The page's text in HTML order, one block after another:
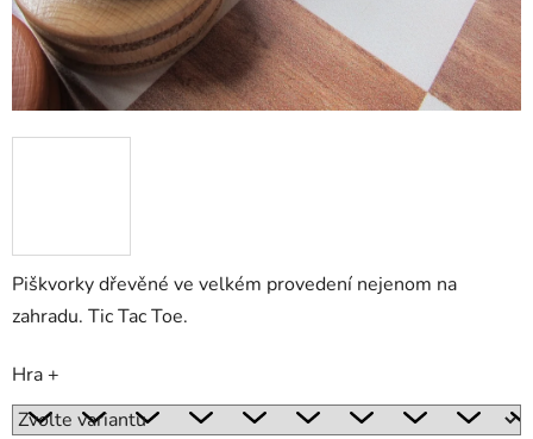
Piškvorky dřevěné ve velkém provedení nejenom na
zahradu. Tic Tac Toe.
Hra +